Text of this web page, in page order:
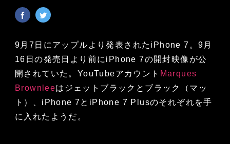
9月7日にアップルより発表されたiPhone 7。9月
16日の発売日より前にiPhone 7の開封映像が公
開されていた。YouTubeアカウント Marques
Brownleeはジェットブラックとブラック（マッ
ト）、iPhone 7とiPhone 7 Plusのそれぞれを手
に入れたようだ。